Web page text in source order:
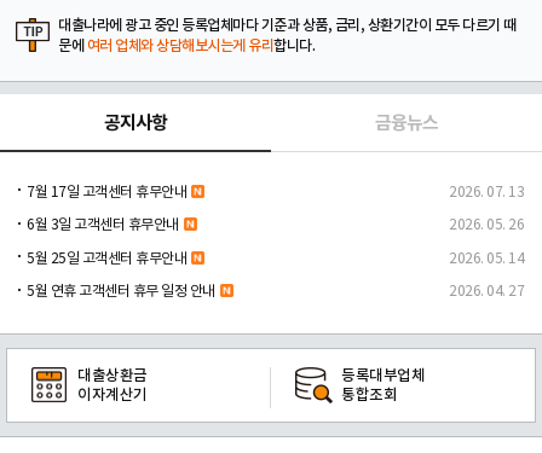
대출나라에 광고 중인 등록업체마다 기준과 상품, 금리, 상환기간이 모두 다르기 때
문에 여러 업체와 상담해보시는게 유리합니다.
공지사항 금융뉴스
7월 17일 고객센터 휴무안내 2026. 07. 13
6월 3일 고객센터 휴무안내 2026. 05. 26
5월 25일 고객센터 휴무안내 2026. 05. 14
5월 연휴 고객센터 휴무 일정 안내 2026. 04. 27
대출상환금
이자계산기
등록대부업체
통합조회